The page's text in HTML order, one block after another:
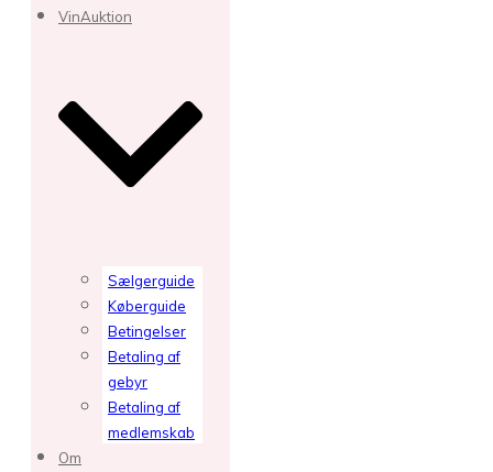
VinAuktion
Sælgerguide
Køberguide
Betingelser
Betaling af
gebyr
Betaling af
medlemskab
Om